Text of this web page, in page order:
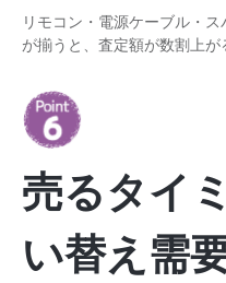
リモコン・電源ケーブル・
が揃うと、査定額が数割上が
売るタイ
い替え需